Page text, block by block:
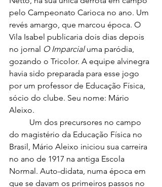
pelo Campeonato Carioca no ano. Um
revés amargo, que marcou época. O
Vila Isabel publicaria dois dias depois
no jornal O Imparcial uma paródia,
gozando o Tricolor. A equipe alvinegra
havia sido preparada para esse jogo
por um professor de Educação Física,
sócio do clube. Seu nome: Mário
Aleixo.
do magistério da Educação Física no
Brasil, Mário Aleixo iniciou sua carreira
no ano de 1917 na antiga Escola
Normal. Auto-didata, numa época em
que se davam os primeiros passos no